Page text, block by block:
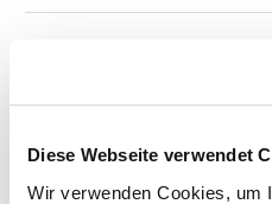
Diese Webseite verwendet
Wir verwenden Cookies, um
Bewertungen